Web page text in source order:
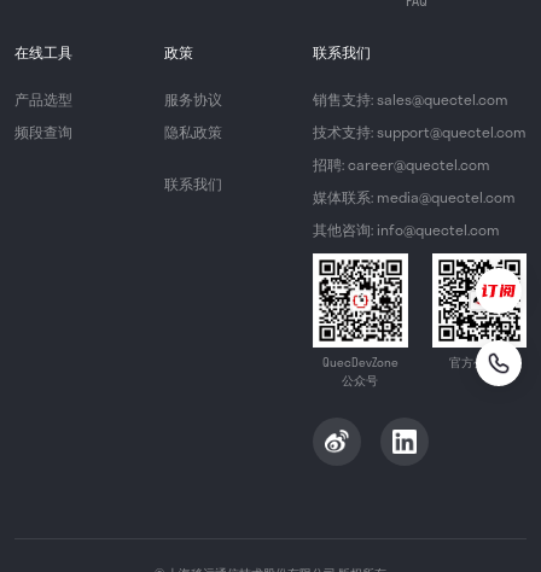
在线工具
产品选型
频段查询
政策
服务协议
隐私政策
联系我们
联系我们
销售支持: sales@quectel.com
技术支持: support@quectel.com
招聘: career@quectel.com
媒体联系: media@quectel.com
其他咨询: info@quectel.com
QuecDevZone
公众号
官方公众号